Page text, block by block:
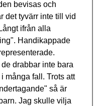
bevisas och
det tyvärr inte till vid
ifrån alla
Handikappade
drabbar inte bara
många fall. Trots att
så är
Jag skulle vilja